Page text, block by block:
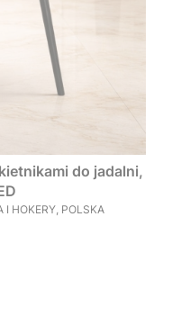
do jadalni,
I HOKERY, POLSKA